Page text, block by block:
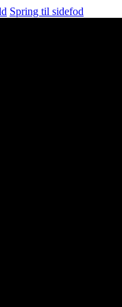
Spring til sidefod